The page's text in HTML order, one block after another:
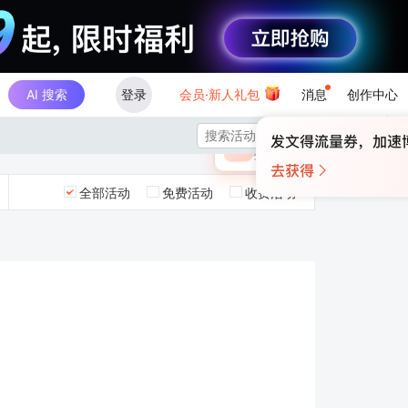
AI 搜索 登录 会员·新人礼包 消息 创作中心
×
🎁 未登录
登录领取最高

全部活动 免费活动 收费活动